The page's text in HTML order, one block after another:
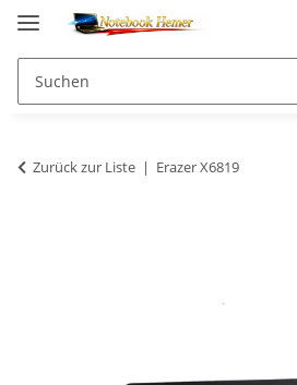
Zurück zur Liste Erazer X6819